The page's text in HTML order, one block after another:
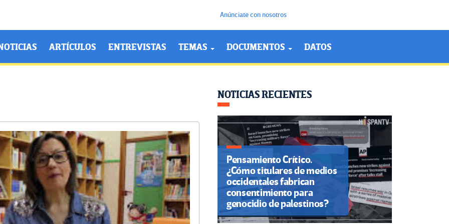
Anúnciate con nosotros
ARTÍCULOS ENTREVISTAS TEMAS DOCUMENTOS DATOS
NOTICIAS RECIENTES
Pensamiento Crítico.
¿Cómo titulares de medios
occidentales fabrican
consentimiento para
genocidio de palestinos?